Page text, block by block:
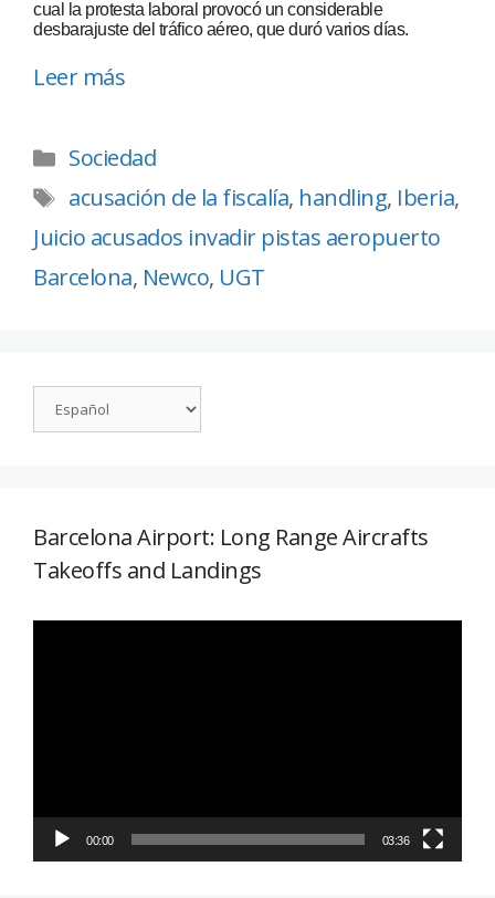
cual la protesta laboral provocó un considerable
desbarajuste del tráfico aéreo, que duró varios días.
Leer más
Sociedad
acusación de la fiscalía, handling, Iberia,
Juicio acusados invadir pistas aeropuerto
Barcelona, Newco, UGT
Barcelona Airport: Long Range Aircrafts
Takeoffs and Landings
00:00 03:36